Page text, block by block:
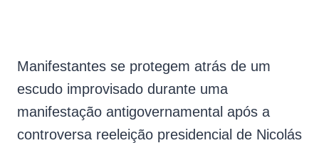
Manifestantes se protegem atrás de um
escudo improvisado durante uma
manifestação antigovernamental após a
controversa reeleição presidencial de Nicolás